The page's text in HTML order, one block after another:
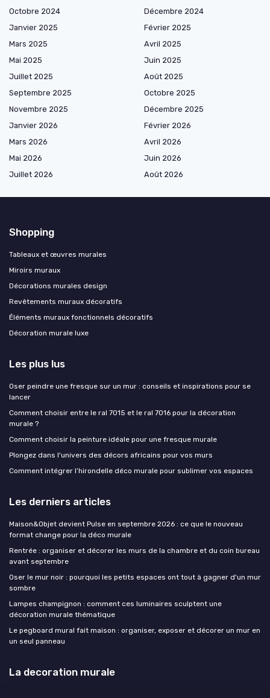
Octobre 2024
Décembre 2024
Janvier 2025
Février 2025
Mars 2025
Avril 2025
Mai 2025
Juin 2025
Juillet 2025
Août 2025
Septembre 2025
Octobre 2025
Novembre 2025
Décembre 2025
Janvier 2026
Février 2026
Mars 2026
Avril 2026
Mai 2026
Juin 2026
Juillet 2026
Août 2026
Shopping
Tableaux et œuvres murales
Miroirs muraux
Décorations murales design
Revêtements muraux décoratifs
Éléments muraux fonctionnels décoratifs
Décoration murale luxe
Les plus lus
Oser peindre une fresque sur un mur : conseils et inspirations pour se
lancer
Comment choisir entre le ral 7015 et le ral 7016 pour la décoration
murale ?
Comment choisir la peinture idéale pour une fresque murale
Plongez dans l'univers des décors africains pour vos murs
Comment intégrer l’hirondelle déco murale pour sublimer vos espaces
Les derniers articles
Maison&Objet devient Pulse en septembre 2026 : ce que le nouveau
format change pour la déco murale
Rentrée : organiser et décorer les murs de la chambre et du coin bureau
avant septembre
Oser le mur noir : pourquoi les petits espaces ont tout à gagner d'un mur
sombre
Lampes champignon : comment ces luminaires sculptent une
décoration murale thématique
Le pegboard mural fait maison : organiser, exposer et décorer un mur en
un seul panneau
La decoration murale